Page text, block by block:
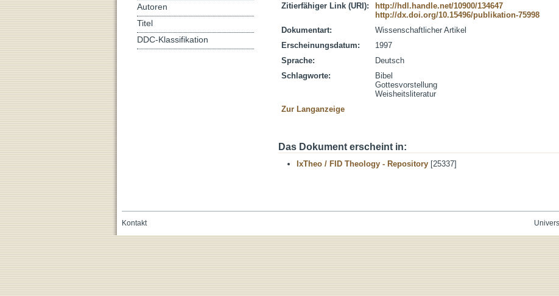
Zitierfähiger Link (URI):
http://hdl.handle.net/10900/134647
http://dx.doi.org/10.15496/publikation-75998
Dokumentart:
Wissenschaftlicher Artikel
Erscheinungsdatum:
1997
Sprache:
Deutsch
Schlagworte:
Bibel
Gottesvorstellung
Weisheitsliteratur
Zur Langanzeige
Das Dokument erscheint in:
IxTheo / FID Theology - Repository [25337]
Autoren
Titel
DDC-Klassifikation
Kontakt